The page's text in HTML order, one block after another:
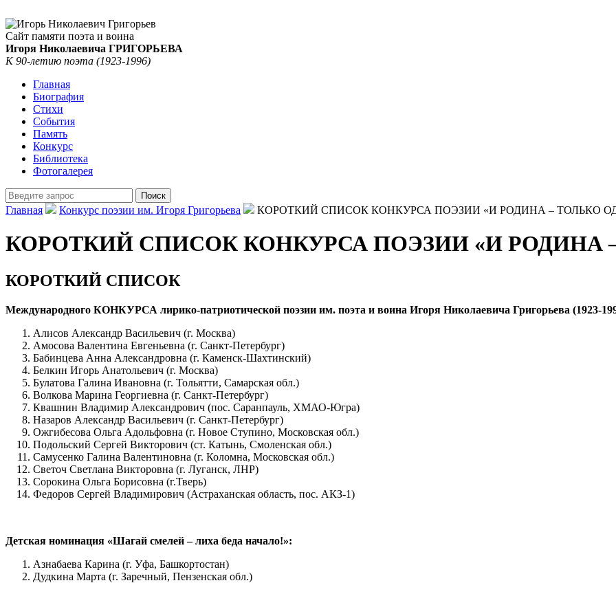
Сайт памяти поэта и воина
Игоря Николаевича ГРИГОРЬЕВА
К 90-летию поэта (1923-1996)
Главная
Биография
Стихи
События
Память
Конкурс
Библиотека
Фотогалерея
Главная Конкурс поэзии им. Игоря Григорьева КОРОТКИЙ СПИСОК КОНКУРСА ПОЭЗИИ «И РОДИНА – ТОЛЬКО
КОРОТКИЙ СПИСОК КОНКУРСА ПОЭЗИИ «И РОДИНА –
КОРОТКИЙ СПИСОК
Международного КОНКУРСА лирико-патриотической поэзии им. поэта и воина Игоря Николаевича Григорьева
Алисов Александр Васильевич (г. Москва)
Амосова Валентина Евгеньевна (г. Санкт-Петербург)
Бабинцева Анна Александровна (г. Каменск-Шахтинский)
Белкин Игорь Анатольевич (г. Москва)
Булатова Галина Ивановна (г. Тольятти, Самарская обл.)
Волкова Марина Георгиевна (г. Санкт-Петербург)
Квашнин Владимир Александрович (пос. Саранпауль, ХМАО-Югра)
Назаров Александр Васильевич (г. Санкт-Петербург)
Ожгибесова Ольга Адольфовна (г. Новое Ступино, Московская обл.)
Подольский Сергей Викторович (ст. Катынь, Смоленская обл.)
Самусенко Галина Валентиновна (г. Коломна, Московская обл.)
Светоч Светлана Викторовна (г. Луганск, ЛНР)
Сорокина Ольга Борисовна (г.Тверь)
Федоров Сергей Владимирович (Астраханская область, пос. АКЗ-1)
Детская номинация «Шагай смелей – лиха беда начало!»:
Азнабаева Карина (г. Уфа, Башкортостан)
Дудкина Марта (г. Заречный, Пензенская обл.)